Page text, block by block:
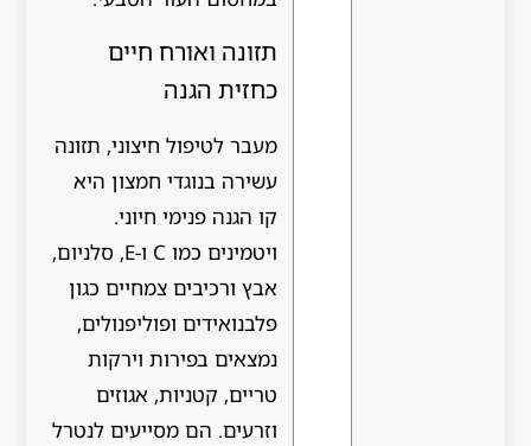
תזונה ואורח חיים
כחזית הגנה
מעבר לטיפול חיצוני, תזונה
עשירה בנוגדי חמצון היא
קו הגנה פנימי חיוני.
ויטמינים כמו C ו-E, סלניום,
אבץ ורכיבים צמחיים כגון
פלבנואידים ופוליפנולים,
נמצאים בפירות וירקות
טריים, קטניות, אגוזים
וזרעים. הם מסייעים לנטרל